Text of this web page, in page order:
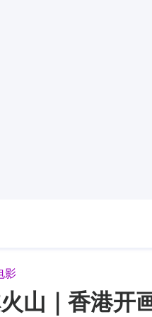
影
山｜香港